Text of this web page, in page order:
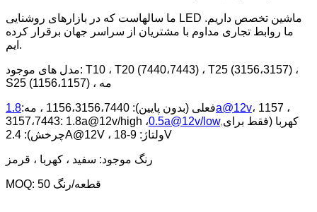
ما سالهاست که در بازارهای روشنایی LED ماشین تخصص داریم.
ما روابط تجاری مداوم با مشتریان از سراسر جهان برقرار کرده
ایم.
مدل های موجود: T10 ، T20 (7440،7443) ، T25 (3156،3157) ،
S25 (1156،1157) ، مه
فعلی (بدون پایین): 1156،3156،7440 ، مه:1.8a@12v، 1157 ،
3157،7443: 1.8a@12v/high ،0.5a@12v/low,کهربا (فقط برای
چرخش): 2.4A@12V ، ولتاژ: 9-18V
رنگ موجود: سفید ، کهربا ، قرمز
MOQ: 50 قطعه/رنگ